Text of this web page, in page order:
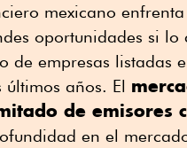
mexicano enfrenta
oportunidades si lo
de empresas listadas
años. El
de emisores
en el